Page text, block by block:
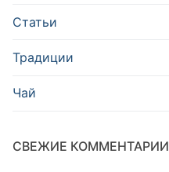
Статьи
Традиции
Чай
СВЕЖИЕ КОММЕНТАРИИ